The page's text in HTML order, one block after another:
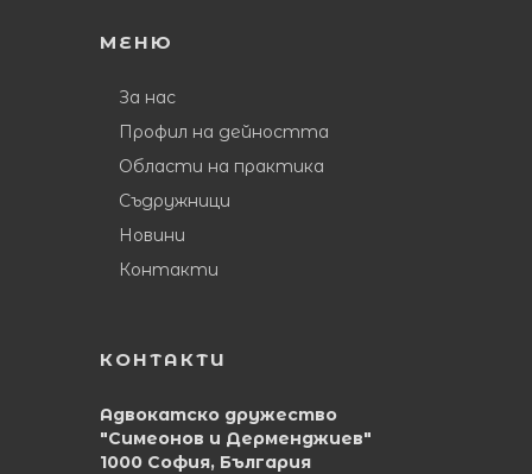
МЕНЮ
За нас
Профил на дейността
Области на практика
Съдружници
Новини
Контакти
КОНТАКТИ
Адвокатско дружество
"Симеонов и Дерменджиев"
1000 София, България